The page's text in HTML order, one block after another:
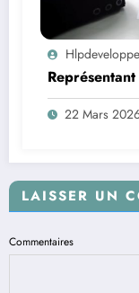
22 Mars
LAISSER UN
Commentaires